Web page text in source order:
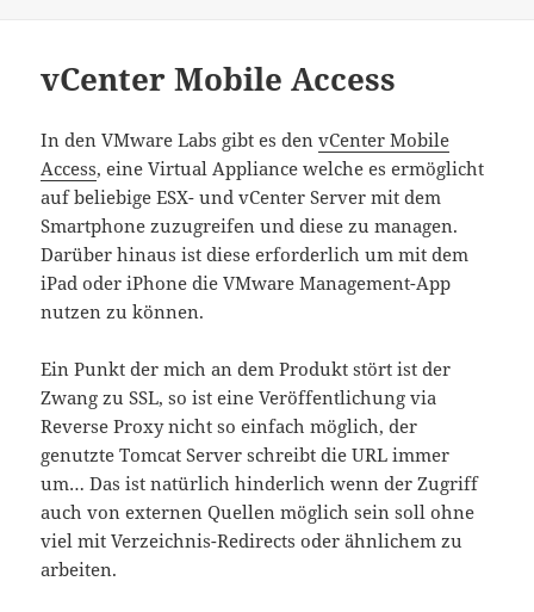
vCenter Mobile Access
In den VMware Labs gibt es denvCenter Mobile
Access, eine Virtual Appliance welche es ermöglicht
auf beliebige ESX- und vCenter Server mit dem
Smartphone zuzugreifen und diese zu managen.
Darüber hinaus ist diese erforderlich um mit dem
iPad oder iPhone die VMware Management-App
nutzen zu können.
Ein Punkt der mich an dem Produkt stört ist der
Zwang zu SSL, so ist eine Veröffentlichung via
Reverse Proxy nicht so einfach möglich, der
genutzte Tomcat Server schreibt die URL immer
um… Das ist natürlich hinderlich wenn der Zugriff
auch von externen Quellen möglich sein soll ohne
viel mit Verzeichnis-Redirects oder ähnlichem zu
arbeiten.